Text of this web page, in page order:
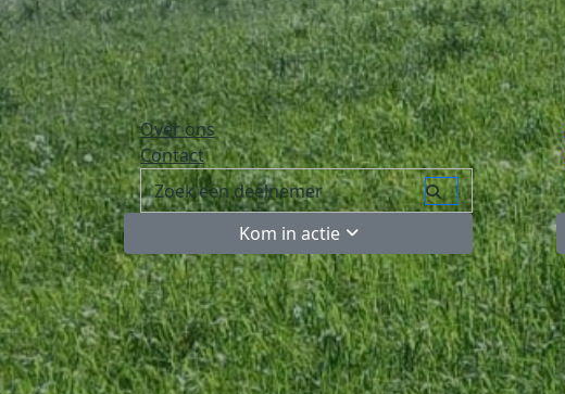
Over ons
Contact
Kom in actie